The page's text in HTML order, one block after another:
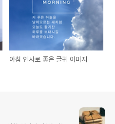
아침 인사로 좋은 글귀 이미지